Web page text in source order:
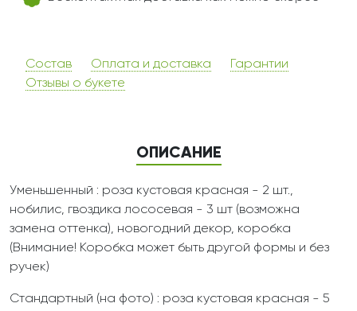
Состав Оплата и доставка
Гарантии
Отзывы о букете
ОПИСАНИЕ
Уменьшенный : роза кустовая красная - 2 шт.,
нобилис, гвоздика лососевая - 3 шт (возможна
замена оттенка), новогодний декор, коробка
(Внимание! Коробка может быть другой формы и без
ручек)
Стандартный (на фото) : роза кустовая красная - 5